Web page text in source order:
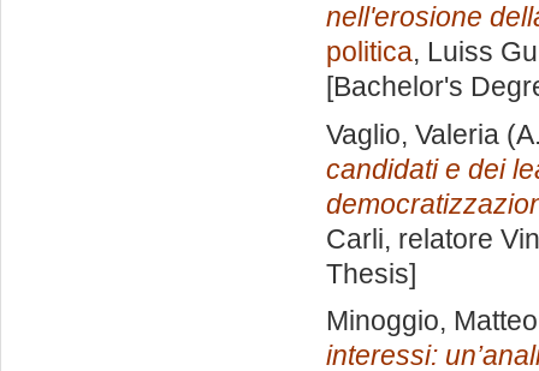
nell'erosione
politica, Luiss
[Bachelor's
Vaglio, Valeria
candidati e dei
Carli, relatore
Thesis]
Minoggio, Matteo
interessi: